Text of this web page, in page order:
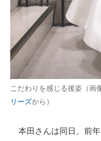
こだわりを感じる後姿（画
リーズから）
本田さんは同日、前